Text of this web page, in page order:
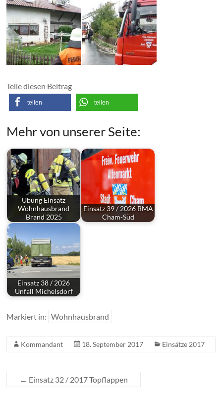
Teile diesen Beitrag
teilen teilen
Mehr von unserer Seite:
Übung Einsatz
Wohnhausbrand
Brand 2025
Einsatz 39 / 2026 BMA
Cham-Süd
Einsatz 38 / 2026
Unfall Michelsdorf
Markiert in: Wohnhausbrand
Kommandant 18. September 2017 Einsätze 2017
← Einsatz 32 / 2017 Topflappen